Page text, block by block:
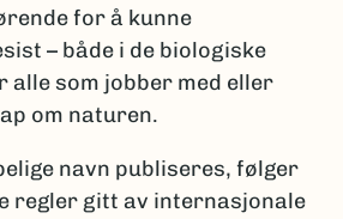
for å kunne
– både i de biologiske
alle som jobber med eller
om naturen.
navn publiseres, følger
regler gitt av internasjonale